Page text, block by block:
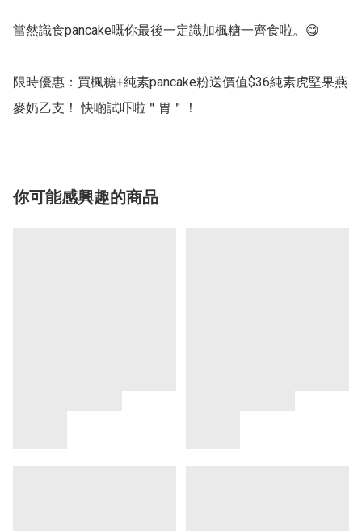
當然識食pancake嘅你最後一定識加楓糖一齊食啦。😋
限時優惠：買楓糖+純素pancake粉送價值$36純素虎堅果燕
麥奶乙支！ 快啲試吓啦＂胃＂！
你可能感興趣的商品